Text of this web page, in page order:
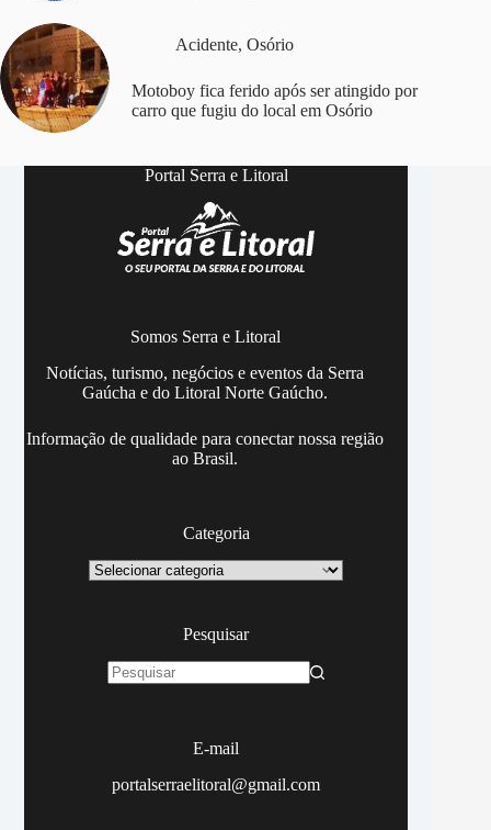
Acidente, Osório
Motoboy fica ferido após ser atingido por
carro que fugiu do local em Osório
Portal Serra e Litoral
Somos Serra e Litoral
Notícias, turismo, negócios e eventos da Serra
Gaúcha e do Litoral Norte Gaúcho.
Informação de qualidade para conectar nossa região
ao Brasil.
Categoria
Categoria
Pesquisar
E-mail
portalserraelitoral@gmail.com